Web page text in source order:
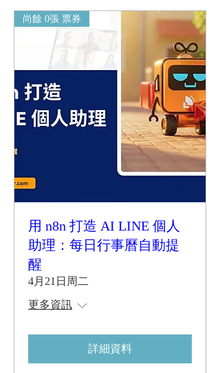
尚餘 0張 票券
用 n8n 打造 AI LINE 個人
助理：每日行事曆自動提
醒
4月21日周二
更多資訊
詳細資料